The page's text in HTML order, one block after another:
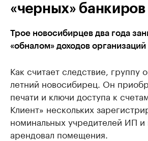
«черных» банкиров
Трое новосибирцев два года
«обналом» доходов
Как считает следствие, группу
летний новосибирец. Он
печати и ключи доступа к
Клиент» нескольких
номинальных учредителей ИП
арендовал помещения.